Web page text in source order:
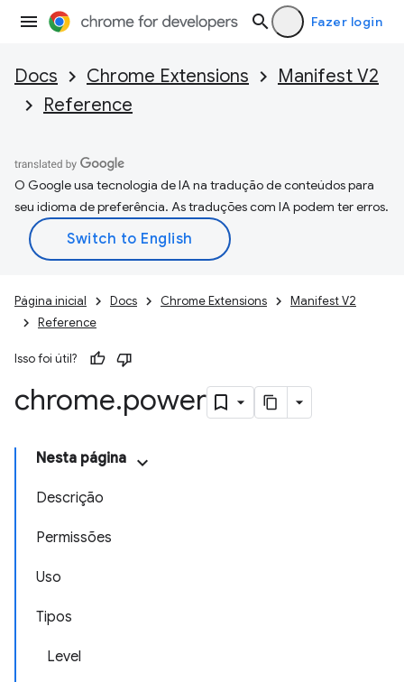
Fazer login
Docs Chrome Extensions
Manifest V2
Reference
O Google usa tecnologia de IA na tradução de conteúdos para
seu idioma de preferência. As traduções com IA podem ter erros.
Página inicial Docs Chrome Extensions
Manifest V2
Reference
Isso foi útil?
chrome.power
Nesta página
Descrição
Permissões
Uso
Tipos
Level